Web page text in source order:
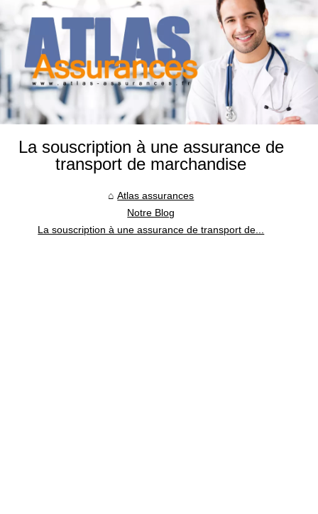
La souscription à une assurance de
transport de marchandise
Atlas assurances
Notre Blog
La souscription à une assurance de transport de...